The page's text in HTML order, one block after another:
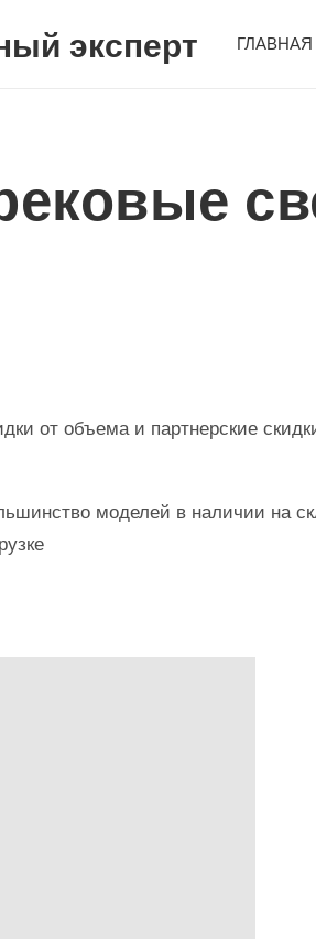
эксперт ГЛАВНАЯ
от объема и партнерские
моделей в наличии на